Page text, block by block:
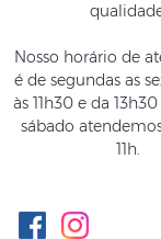
Nosso horário de
é de segundas as
às 11h30 e da
sábado
11h.